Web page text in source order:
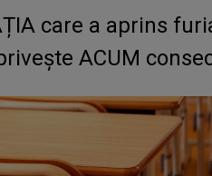
care a aprins
ACUM